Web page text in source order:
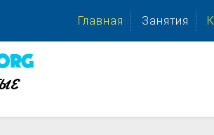
Главная Занятия